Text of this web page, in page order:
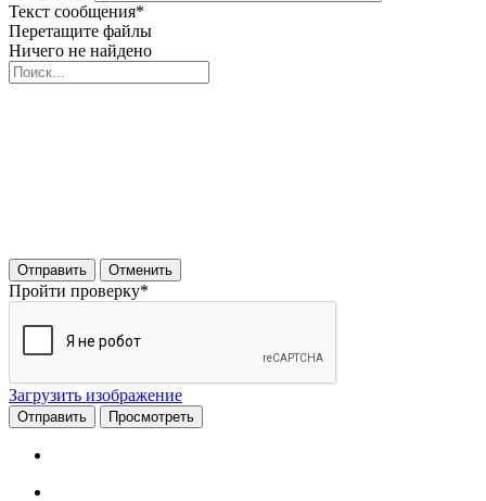
Текст сообщения*
Перетащите файлы
Ничего не найдено
Отправить Отменить
Пройти проверку*
Загрузить изображение